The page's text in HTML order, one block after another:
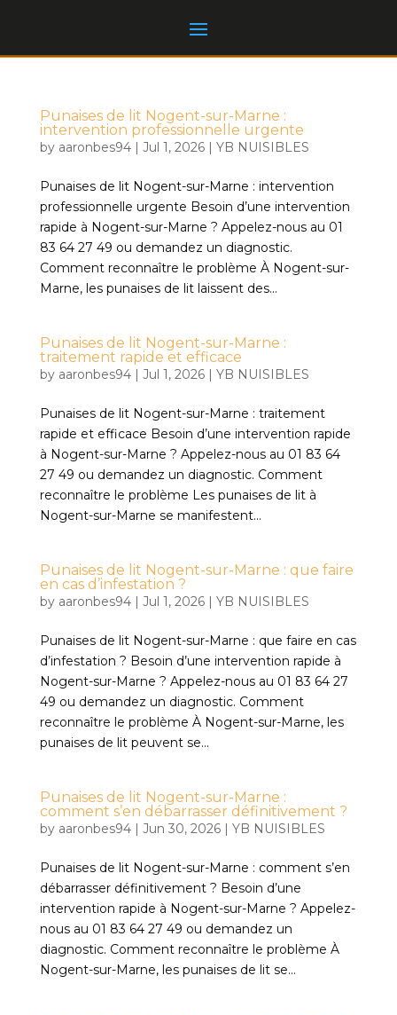
Punaises de lit Nogent-sur-Marne :
intervention professionnelle urgente
by aaronbes94| Jul 1, 2026| YB NUISIBLES
Punaises de lit Nogent-sur-Marne : intervention
professionnelle urgente Besoin d’une intervention
rapide à Nogent-sur-Marne ? Appelez-nous au 01
83 64 27 49 ou demandez un diagnostic.
Comment reconnaître le problème À Nogent-sur-
Marne, les punaises de lit laissent des...
Punaises de lit Nogent-sur-Marne :
traitement rapide et efficace
by aaronbes94| Jul 1, 2026| YB NUISIBLES
Punaises de lit Nogent-sur-Marne : traitement
rapide et efficace Besoin d’une intervention rapide
à Nogent-sur-Marne ? Appelez-nous au 01 83 64
27 49 ou demandez un diagnostic. Comment
reconnaître le problème Les punaises de lit à
Nogent-sur-Marne se manifestent...
Punaises de lit Nogent-sur-Marne : que faire
en cas d’infestation ?
by aaronbes94| Jul 1, 2026| YB NUISIBLES
Punaises de lit Nogent-sur-Marne : que faire en cas
d’infestation ? Besoin d’une intervention rapide à
Nogent-sur-Marne ? Appelez-nous au 01 83 64 27
49 ou demandez un diagnostic. Comment
reconnaître le problème À Nogent-sur-Marne, les
punaises de lit peuvent se...
Punaises de lit Nogent-sur-Marne :
comment s’en débarrasser définitivement ?
by aaronbes94| Jun 30, 2026| YB NUISIBLES
Punaises de lit Nogent-sur-Marne : comment s’en
débarrasser définitivement ? Besoin d’une
intervention rapide à Nogent-sur-Marne ? Appelez-
nous au 01 83 64 27 49 ou demandez un
diagnostic. Comment reconnaître le problème À
Nogent-sur-Marne, les punaises de lit se...